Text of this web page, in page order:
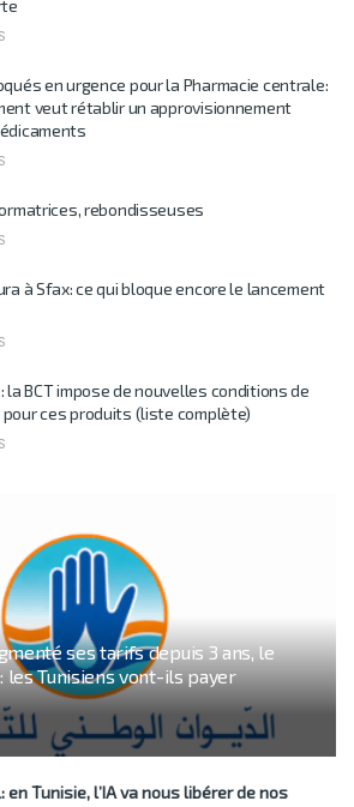
en urgence pour la Pharmacie centrale:
veut rétablir un approvisionnement
rebondisseuses
à Sfax: ce qui bloque encore le lancement
BCT impose de nouvelles conditions de
ces produits (liste complète)
ses tarifs depuis 3 ans, le
les Tunisiens vont-ils payer
en Tunisie, l’IA va nous libérer de nos